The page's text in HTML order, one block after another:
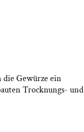
die Gewürze ein
Trocknungs- und